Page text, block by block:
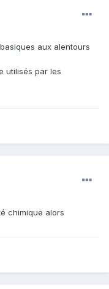
aux alentours
utilisés par les
chimique alors